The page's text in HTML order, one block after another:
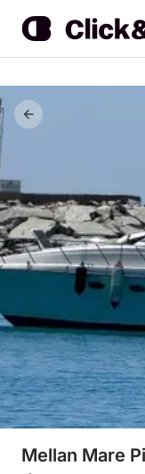
Mellan Mare